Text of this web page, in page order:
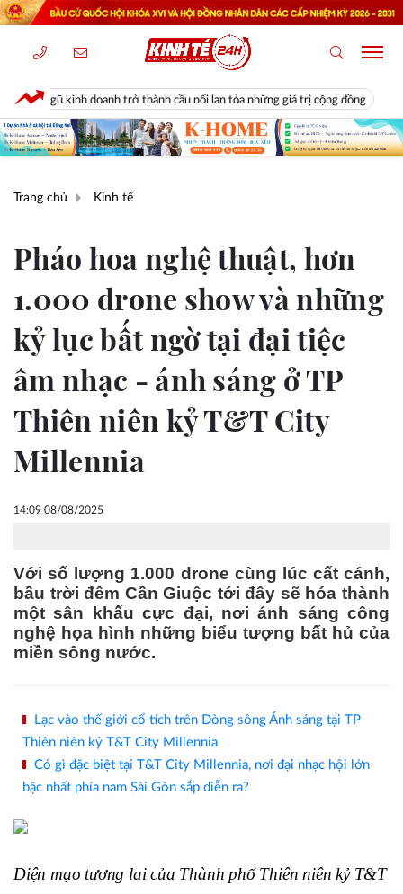
trở thành cầu nối lan tỏa những giá trị cộng đồng Diễn biến bất
Trang chủ Kinh tế
Pháo hoa nghệ thuật, hơn
1.000 drone show và những
kỷ lục bất ngờ tại đại tiệc
âm nhạc - ánh sáng ở TP
Thiên niên kỷ T&T City
Millennia
14:09 08/08/2025
Với số lượng 1.000 drone cùng lúc cất cánh,
bầu trời đêm Cần Giuộc tới đây sẽ hóa thành
một sân khấu cực đại, nơi ánh sáng công
nghệ họa hình những biểu tượng bất hủ của
miền sông nước.
Lạc vào thế giới cổ tích trên Dòng sông Ánh sáng tại TP
Thiên niên kỷ T&T City Millennia
Có gì đặc biệt tại T&T City Millennia, nơi đại nhạc hội lớn
bậc nhất phía nam Sài Gòn sắp diễn ra?
Diện mạo tương lai của Thành phố Thiên niên kỷ T&T